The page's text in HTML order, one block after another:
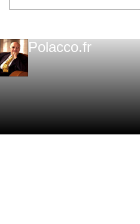
Polacco.fr